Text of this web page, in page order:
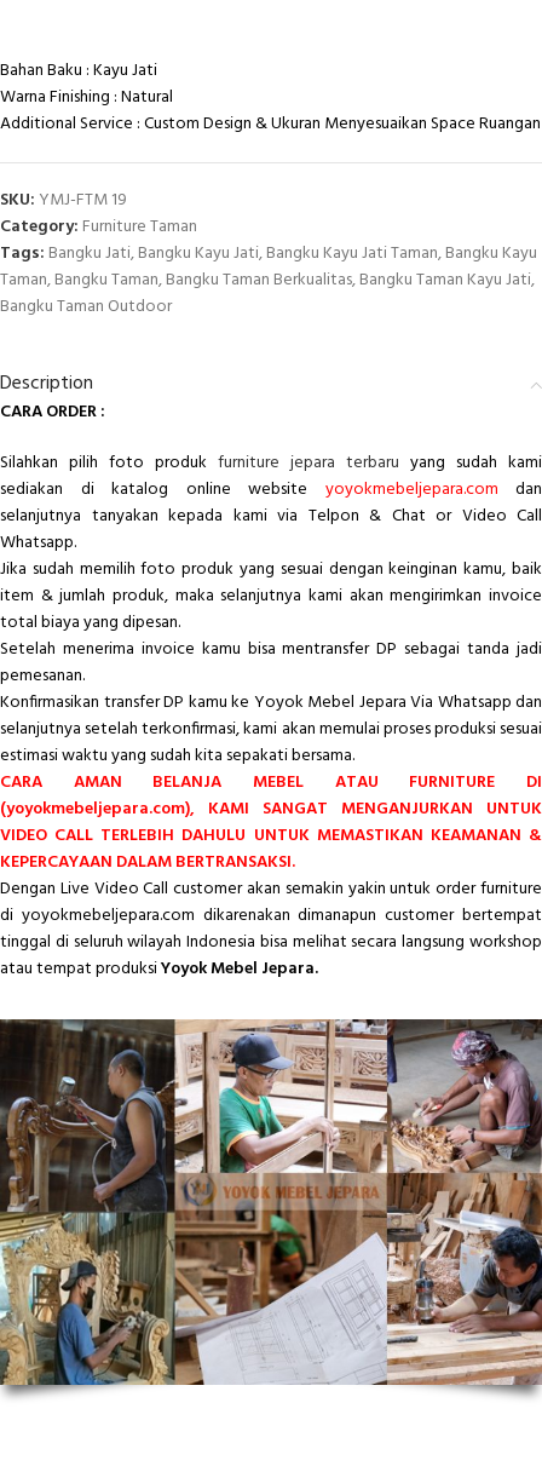
Bahan Baku : Kayu Jati
Warna Finishing : Natural
Additional Service : Custom Design & Ukuran Menyesuaikan Space Ruangan
SKU: YMJ-FTM 19
Category: Furniture Taman
Tags: Bangku Jati,Bangku Kayu Jati,Bangku Kayu Jati Taman,Bangku Kayu
Taman,Bangku Taman,Bangku Taman Berkualitas,Bangku Taman Kayu Jati,
Bangku Taman Outdoor
Description
CARA ORDER :
Silahkan pilih foto produk furniture jepara terbaru yang sudah kami
sediakan di katalog online website yoyokmebeljepara.com dan
selanjutnya tanyakan kepada kami via Telpon & Chat or Video Call
Whatsapp.
Jika sudah memilih foto produk yang sesuai dengan keinginan kamu, baik
item & jumlah produk, maka selanjutnya kami akan mengirimkan invoice
total biaya yang dipesan.
Setelah menerima invoice kamu bisa mentransfer DP sebagai tanda jadi
pemesanan.
Konfirmasikan transfer DP kamu ke Yoyok Mebel Jepara Via Whatsapp dan
selanjutnya setelah terkonfirmasi, kami akan memulai proses produksi sesuai
estimasi waktu yang sudah kita sepakati bersama.
CARA AMAN BELANJA MEBEL ATAU FURNITURE DI
(yoyokmebeljepara.com), KAMI SANGAT MENGANJURKAN UNTUK
VIDEO CALL TERLEBIH DAHULU UNTUK MEMASTIKAN KEAMANAN &
KEPERCAYAAN DALAM BERTRANSAKSI.
Dengan Live Video Call customer akan semakin yakin untuk order furniture
di yoyokmebeljepara.com dikarenakan dimanapun customer bertempat
tinggal di seluruh wilayah Indonesia bisa melihat secara langsung workshop
atau tempat produksiYoyok Mebel Jepara.